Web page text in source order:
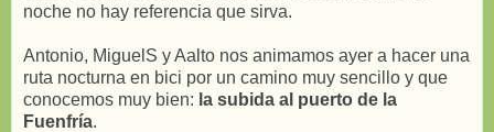
noche no hay referencia que sirva.
Antonio, MiguelS y Aalto nos animamos ayer a hacer una
ruta nocturna en bici por un camino muy sencillo y que
conocemos muy bien: la subida al puerto de la
Fuenfría.